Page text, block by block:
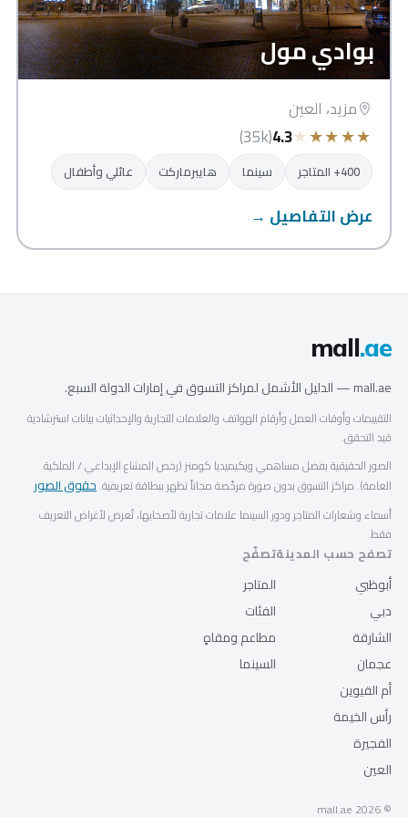
بوادي مول
مزيد، العين
★
★
★
★
★
4.3
(35k)
400+ المتاجر سينما هايبرماركت عائلي وأطفال
عرض التفاصيل →
mall.ae
mall.ae — الدليل الأشمل لمراكز التسوق في إمارات الدولة السبع.
التقييمات وأوقات العمل وأرقام الهواتف والعلامات التجارية والإحداثيات بيانات استرشادية
قيد التحقق.
الصور الحقيقية بفضل مساهمي ويكيميديا كومنز (رخص المشاع الإبداعي / الملكية
العامة). مراكز التسوق بدون صورة مرخّصة مجاناً تظهر ببطاقة تعريفية.حقوق الصور
أسماء وشعارات المتاجر ودور السينما علامات تجارية لأصحابها، تُعرض لأغراض التعريف
فقط.
تصفح حسب المدينة
أبوظبي
دبي
الشارقة
عجمان
أم القيوين
رأس الخيمة
الفجيرة
العين
تصفّح
المتاجر
الفئات
مطاعم ومقاهٍ
السينما
© 2026 mall.ae